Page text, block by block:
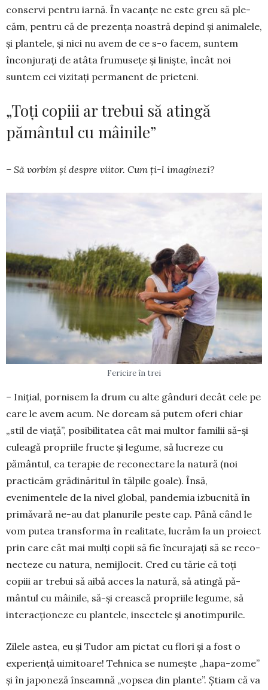
conservi pentru iar­nă. În va­canțe ne este greu să ple­
căm, pentru că de prezența noastră de­pind și ani­ma­lele,
și plantele, și nici nu avem de ce s-o facem, suntem
înconjurați de atâta frumusețe și li­niște, încât noi
suntem cei vizitați permanent de prieteni.
„Toți copiii ar trebui să atingă
pământul cu mâinile”
– Să vorbim și despre viitor. Cum ți-l ima­gi­nezi?
Fericire în trei
– Inițial, pornisem la drum cu alte gânduri decât cele pe
care le avem acum. Ne doream să putem oferi chiar
„stil de viață”, posibilitatea cât mai multor familii să-și
culeagă propriile fructe și legume, să lucreze cu
pământul, ca terapie de reconectare la natură (noi
practicăm grădinăritul în tălpile goale). Însă,
evenimentele de la nivel glo­bal, pandemia izbucnită în
primăvară ne-au dat planurile peste cap. Până când le
vom putea trans­forma în realitate, lucrăm la un proiect
prin care cât mai mulți copii să fie încurajați să se reco­
nec­teze cu natura, nemijlocit. Cred cu tărie că toți
copiii ar trebui să aibă acces la natură, să atingă pă­
mântul cu mâinile, să-și crească propriile le­gume, să
interacționeze cu plantele, insectele și anotimpurile.
Zilele astea, eu și Tudor am pictat cu flori și a fost o
experiență uimitoare! Tehnica se numește „hapa-zome”
și în japoneză înseamnă „vopsea din plante”. Știam că va